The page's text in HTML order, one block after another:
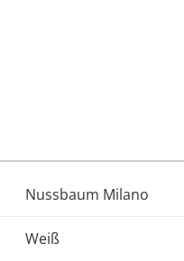
Nussbaum Milano
Weiß